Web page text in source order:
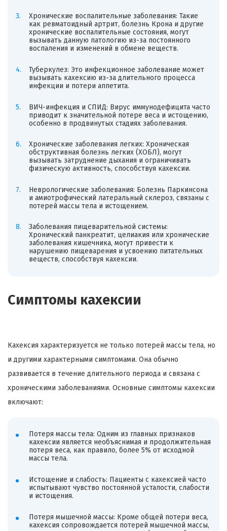
Хронические воспалительные заболевания: Такие
как ревматоидный артрит, болезнь Крона и другие
хронические воспалительные состояния, могут
вызывать данную патологию из-за постоянного
воспаления и изменений в обмене веществ.
Туберкулез: Это инфекционное заболевание может
вызывать кахексию из-за длительного процесса
инфекции и потери аппетита.
ВИЧ-инфекция и СПИД: Вирус иммунодефицита часто
приводит к значительной потере веса и истощению,
особенно в продвинутых стадиях заболевания.
Хронические заболевания легких: Хроническая
обструктивная болезнь легких (ХОБЛ), могут
вызывать затруднение дыхания и ограничивать
физическую активность, способствуя кахексии.
Неврологические заболевания: Болезнь Паркинсона
и амиотрофический латеральный склероз, связаны с
потерей массы тела и истощением.
Заболевания пищеварительной системы:
Хронический панкреатит, целиакия или хронические
заболевания кишечника, могут привести к
нарушению пищеварения и усвоению питательных
веществ, способствуя кахексии.
Симптомы кахексии
Кахексия характеризуется не только потерей массы тела, но
и другими характерными симптомами. Она обычно
развивается в течение длительного периода и связана с
хроническими заболеваниями. Основные симптомы кахексии
включают:
Потеря массы тела: Одним из главных признаков
кахексии является необъяснимая и продолжительная
потеря веса, как правило, более 5% от исходной
массы тела.
Истощение и слабость: Пациенты с кахексией часто
испытывают чувство постоянной усталости, слабости
и истощения.
Потеря мышечной массы: Кроме общей потери веса,
кахексия сопровождается потерей мышечной массы,